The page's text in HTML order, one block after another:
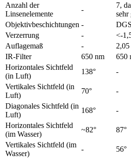
Anzahl der
Linsenelemente
-
7,
sehr
Objektivbeschichtungen -
Verzerrung
-
<-
Auflagemaß
-
IR-Filter
650 nm
650
Horizontales Sichtfeld
(in Luft)
138°
-
Vertikales Sichtfeld (in
Luft)
70°
-
Diagonales Sichtfeld (in
Luft)
168°
-
Horizontales Sichtfeld
(im Wasser)
~82°
87°
Vertikales Sichtfeld (im
Wasser)
-
56°